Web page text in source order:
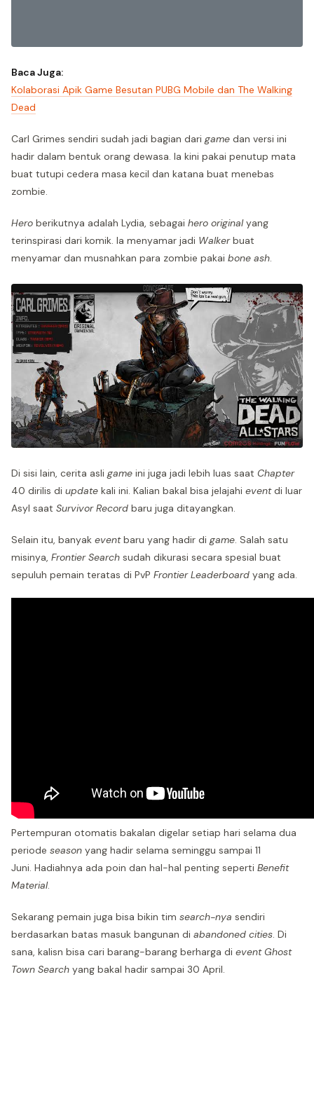
Baca Juga:
Kolaborasi Apik Game Besutan PUBG Mobile dan The Walking
Dead
Carl Grimes sendiri sudah jadi bagian dari game dan versi ini
hadir dalam bentuk orang dewasa. Ia kini pakai penutup mata
buat tutupi cedera masa kecil dan katana buat menebas
zombie.
Hero berikutnya adalah Lydia, sebagai hero originalyang
terinspirasi dari komik. Ia menyamar jadi Walkerbuat
menyamar dan musnahkan para zombie pakai bone ash.
Di sisi lain, cerita asli game ini juga jadi lebih luas saat Chapter
40 dirilis di update kali ini. Kalian bakal bisa jelajahi eventdi luar
Asyl saat Survivor Record baru juga ditayangkan.
Selain itu, banyak eventbaru yang hadir di game. Salah satu
misinya, Frontier Search sudah dikurasi secara spesial buat
sepuluh pemain teratas di PvP Frontier Leaderboard yang ada.
Pertempuran otomatis bakalan digelar setiap hari selama dua
periode season yang hadir selama seminggu sampai 11
Juni. Hadiahnya ada poin dan hal-hal penting seperti Benefit
Material.
Sekarang pemain juga bisa bikin tim search-nya sendiri
berdasarkan batas masuk bangunan di abandoned cities. Di
sana, kalisn bisa cari barang-barang berharga di event Ghost
Town Search yang bakal hadir sampai 30 April.